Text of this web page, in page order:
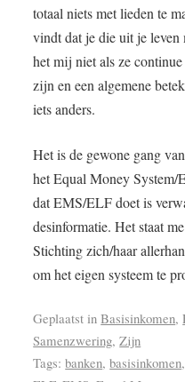
totaal niets met lieden te
vindt dat je die uit je leven
het mij niet als ze
zijn en een algemene
iets anders.
Het is de gewone gang
het Equal Money
dat EMS/ELF doet is
desinformatie. Het staat
Stichting zich/haar
om het eigen systeem te
Geplaatst in Basisinkomen,
Samenzwering,Zijn
Tags: banken,basisinkomen